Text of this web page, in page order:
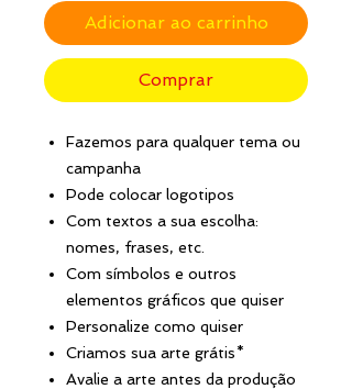
Adicionar ao carrinho
Comprar
Fazemos para qualquer tema ou
campanha
Pode colocar logotipos
Com textos a sua escolha:
nomes, frases, etc.
Com símbolos e outros
elementos gráficos que quiser
Personalize como quiser
Criamos sua arte grátis*
Avalie a arte antes da produção